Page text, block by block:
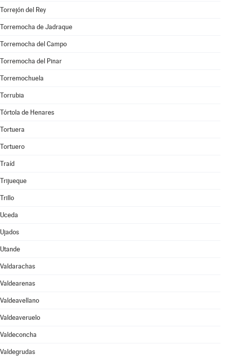
Torrejón del Rey
Torremocha de Jadraque
Torremocha del Campo
Torremocha del Pinar
Torremochuela
Torrubia
Tórtola de Henares
Tortuera
Tortuero
Traíd
Trijueque
Trillo
Uceda
Ujados
Utande
Valdarachas
Valdearenas
Valdeavellano
Valdeaveruelo
Valdeconcha
Valdegrudas